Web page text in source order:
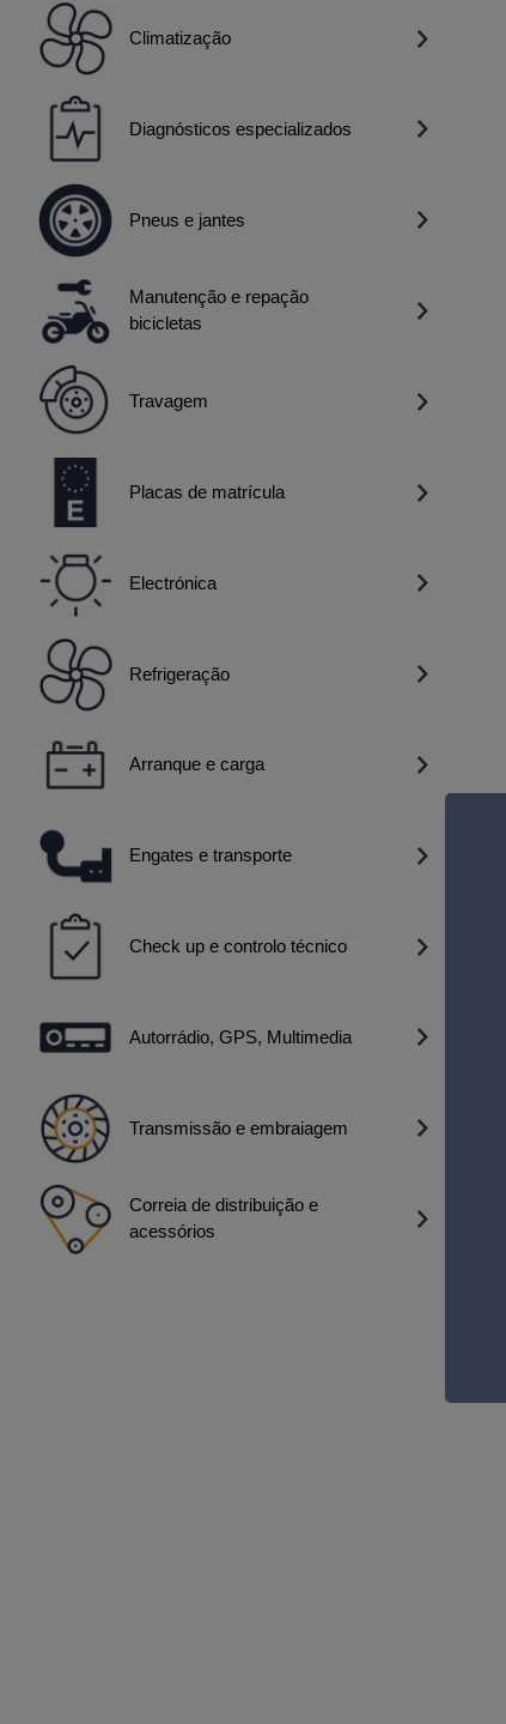
Climatização
Diagnósticos especializados
Pneus e jantes
Manutenção e repação
bicicletas
Travagem
Placas de matrícula
Electrónica
Refrigeração
Arranque e carga
Engates e transporte
Check up e controlo técnico
Autorrádio, GPS, Multimedia
Transmissão e embraiagem
Correia de distribuição e
acessórios